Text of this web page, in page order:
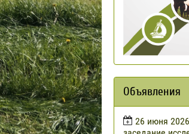
Объявления
​26 июня